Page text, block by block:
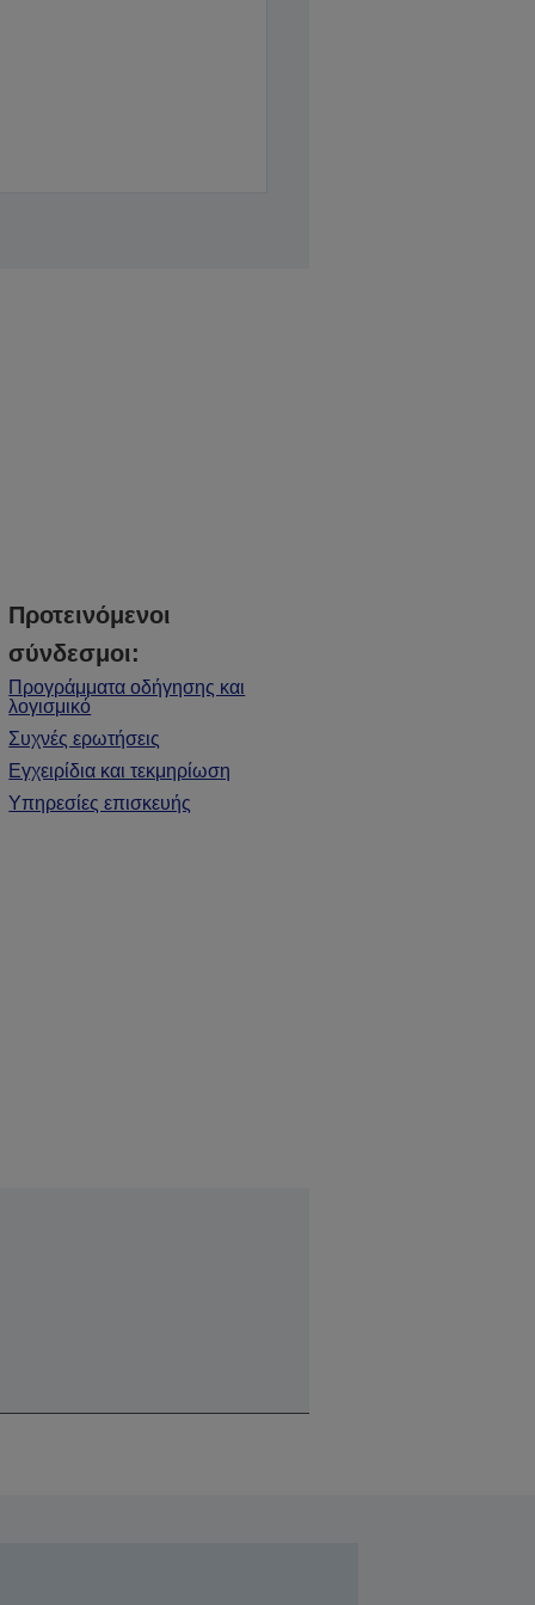
Προτεινόμενοι
σύνδεσμοι:
Προγράμματα οδήγησης και
λογισμικό
Συχνές ερωτήσεις
Εγχειρίδια και τεκμηρίωση
Υπηρεσίες επισκευής